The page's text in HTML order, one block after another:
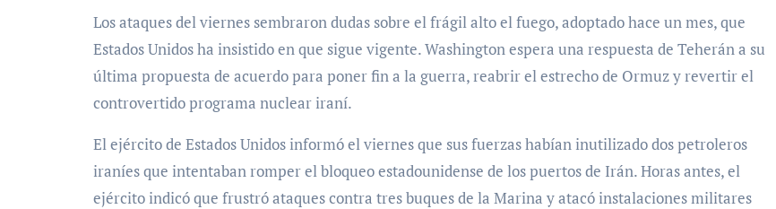
Los ataques del viernes sembraron dudas sobre el frágil alto el fuego, adoptado hace un mes, que
Estados Unidos ha insistido en que sigue vigente. Washington espera una respuesta de Teherán a su
última propuesta de acuerdo para poner fin a la guerra, reabrir el estrecho de Ormuz y revertir el
controvertido programa nuclear iraní.
El ejército de Estados Unidos informó el viernes que sus fuerzas habían inutilizado dos petroleros
iraníes que intentaban romper el bloqueo estadounidense de los puertos de Irán. Horas antes, el
ejército indicó que frustró ataques contra tres buques de la Marina y atacó instalaciones militares